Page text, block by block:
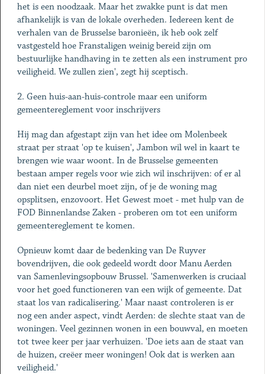
het is een noodzaak. Maar het zwakke punt is dat men
afhankelijk is van de lokale overheden. Iedereen kent de
verhalen van de Brusselse baronieën, ik heb ook zelf
vastgesteld hoe Franstaligen weinig bereid zijn om
bestuurlijke handhaving in te zetten als een instrument pro
veiligheid. We zullen zien', zegt hij sceptisch.
2. Geen huis-aan-huis-controle maar een uniform
gemeentereglement voor inschrijvers
Hij mag dan afgestapt zijn van het idee om Molenbeek
straat per straat 'op te kuisen', Jambon wil wel in kaart te
brengen wie waar woont. In de Brusselse gemeenten
bestaan amper regels voor wie zich wil inschrijven: of er al
dan niet een deurbel moet zijn, of je de woning mag
opsplitsen, enzovoort. Het Gewest moet - met hulp van de
FOD Binnenlandse Zaken - proberen om tot een uniform
gemeentereglement te komen.
Opnieuw komt daar de bedenking van De Ruyver
bovendrijven, die ook gedeeld wordt door Manu Aerden
van Samenlevingsopbouw Brussel. 'Samenwerken is cruciaal
voor het goed functioneren van een wijk of gemeente. Dat
staat los van radicalisering.' Maar naast controleren is er
nog een ander aspect, vindt Aerden: de slechte staat van de
woningen. Veel gezinnen wonen in een bouwval, en moeten
tot twee keer per jaar verhuizen. 'Doe iets aan de staat van
de huizen, creëer meer woningen! Ook dat is werken aan
veiligheid.'